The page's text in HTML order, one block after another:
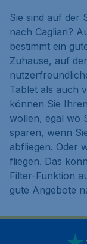
Sie sind auf der
nach Cagliari?
bestimmt ein
Zuhause, auf
Tablet als auch
können Sie
wollen, egal wo
sparen, wenn
abfliegen. Oder
fliegen. Das
Filter-Funktion
gute Angebote